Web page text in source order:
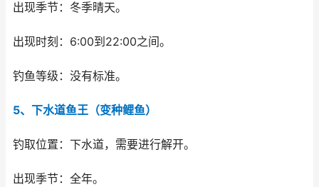
出现季节：冬季晴天。
出现时刻：6:00到22:00之间。
钓鱼等级：没有标准。
5、下水道鱼王（变种鲤鱼）
钓取位置：下水道，需要进行解开。
出现季节：全年。